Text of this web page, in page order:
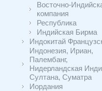
Восточно-
компания
Республика
Индийская Бирма
Индокитай
Индонезия, Ириан,
Палембанг,
Нидерландская
Султана, Суматра
Иордания